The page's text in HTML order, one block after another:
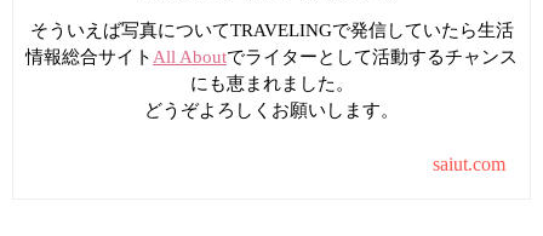
そういえば写真についてTRAVELINGで発信していたら生活
情報総合サイト All Aboutでライターとして活動するチャンス
にも恵まれました。
どうぞよろしくお願いします。
saiut.com